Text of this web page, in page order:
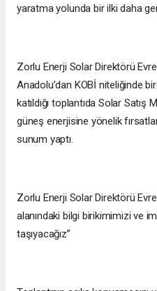
yaratma yolunda bir ilki daha
Zorlu Enerji Solar Direktörü
Anadolu’dan KOBİ niteliğinde
katıldığı toplantıda Solar
güneş enerjisine yönelik
sunum yaptı.
Zorlu Enerji Solar Direktörü
alanındaki bilgi birikimimizi ve
taşıyacağız”